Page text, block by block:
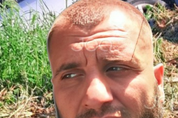
mitingun
e
PD
Elbasan,
pl*goset
djali
i